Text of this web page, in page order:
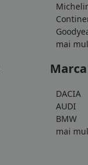
mai
DACIA
AUDI
BMW
mai